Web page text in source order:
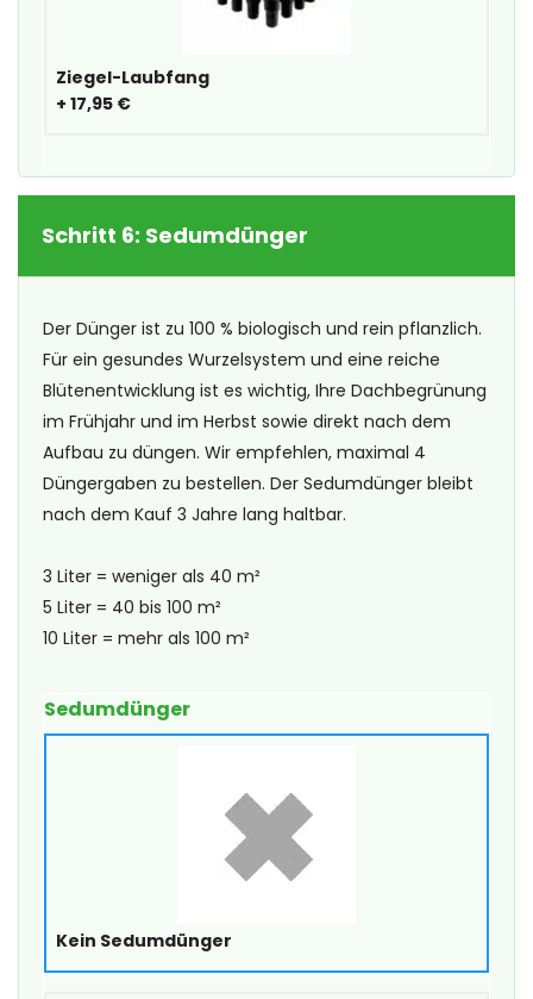
Ziegel-Laubfang
+ 17,95 €
Schritt 6: Sedumdünger
Der Dünger ist zu 100 % biologisch und rein pflanzlich.
Für ein gesundes Wurzelsystem und eine reiche
Blütenentwicklung ist es wichtig, Ihre Dachbegrünung
im Frühjahr und im Herbst sowie direkt nach dem
Aufbau zu düngen. Wir empfehlen, maximal 4
Düngergaben zu bestellen. Der Sedumdünger bleibt
nach dem Kauf 3 Jahre lang haltbar.
3 Liter = weniger als 40 m²
5 Liter = 40 bis 100 m²
10 Liter = mehr als 100 m²
Sedumdünger
Kein Sedumdünger